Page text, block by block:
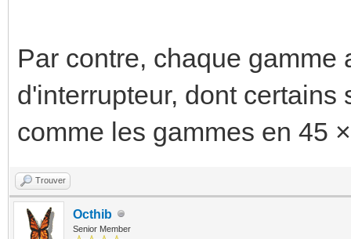
Par contre, chaque gamme
d'interrupteur, dont
comme les gammes en 45
Trouver
Octhib
Senior Member